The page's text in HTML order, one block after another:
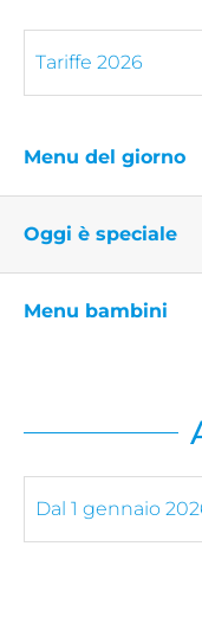
Menu del giorno
Oggi è speciale
Menu bambini